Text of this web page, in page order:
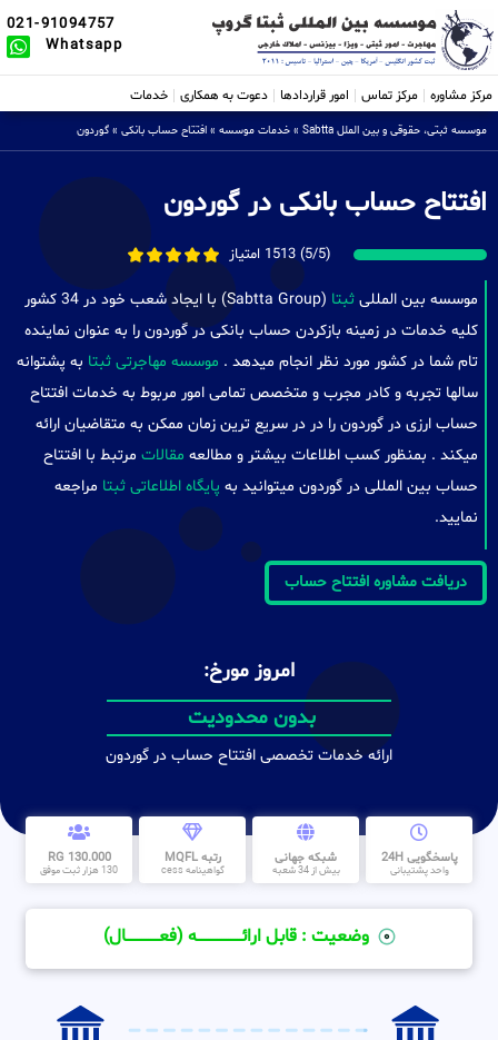
021-91094757
Whatsapp
مرکز مشاوره مرکز تماس امور قراردادها دعوت به همکاری خدمات
موسسه ثبتی، حقوقی و بین الملل Sabtta » خدمات موسسه » افتتاح حساب بانکی » گوردون
افتتاح حساب بانکی در گوردون
(5/5) 1513 امتیاز
موسسه بین المللی ثبتا
(Sabtta Group) با ایجاد شعب خود در 34 کشور
کلیه خدمات در زمینه بازکردن حساب بانکی در گوردون را به عنوان نماینده
تام شما در کشور مورد نظر انجام میدهد . موسسه مهاجرتی ثبتا به پشتوانه
سالها تجربه و کادر مجرب و متخصص تمامی امور مربوط به خدمات افتتاح
حساب ارزی در گوردون را در در سریع ترین زمان ممکن به متقاضیان ارائه
میکند . بمنظور کسب اطلاعات بیشتر و مطالعه مقالات مرتبط با افتتاح
حساب بین المللی در گوردون میتوانید به پایگاه اطلاعاتی ثبتا مراجعه
نمایید.
دریافت مشاوره افتتاح حساب
امروز مورخ:
بدون محدودیت
ارائه خدمات تخصصی افتتاح حساب در گوردون
پاسخگویی 24H
واحد پشتیبانی
شبکه جهانی
بیش از 34 شعبه
رتبه MQFL
گواهینامه cess
130.000 RG
130 هزار ثبت موفق
وضعیت : قابل ارائــــــــــــــــــــه (فعـــــــــــــــال)